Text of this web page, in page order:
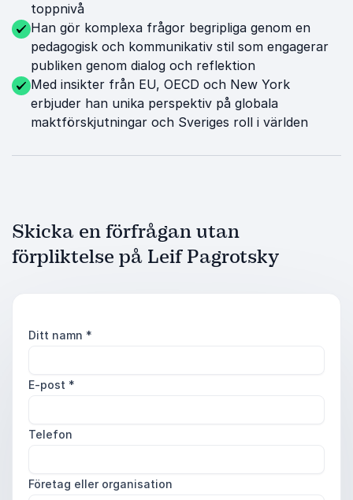
toppnivå
Han gör komplexa frågor begripliga genom en
pedagogisk och kommunikativ stil som engagerar
publiken genom dialog och reflektion
Med insikter från EU, OECD och New York
erbjuder han unika perspektiv på globala
maktförskjutningar och Sveriges roll i världen
Skicka en förfrågan utan
förpliktelse på Leif Pagrotsky
Ditt namn *
E-post *
Telefon
Företag eller organisation